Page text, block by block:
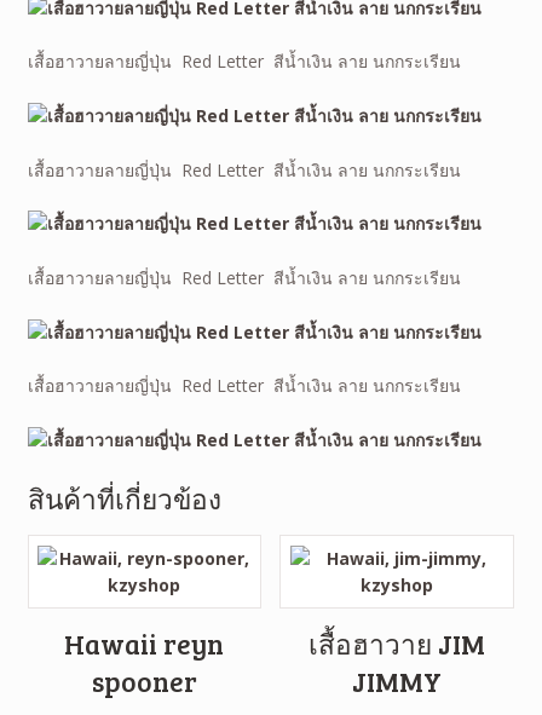
เสื้อฮาวายลายญี่ปุ่น Red Letter สีน้ำเงิน ลาย นกกระเรียน
เสื้อฮาวายลายญี่ปุ่น Red Letter สีน้ำเงิน ลาย นกกระเรียน
เสื้อฮาวายลายญี่ปุ่น Red Letter สีน้ำเงิน ลาย นกกระเรียน
เสื้อฮาวายลายญี่ปุ่น Red Letter สีน้ำเงิน ลาย นกกระเรียน
สินค้าที่เกี่ยวข้อง
Hawaii reyn
spooner
เสื้อฮาวาย JIM
JIMMY